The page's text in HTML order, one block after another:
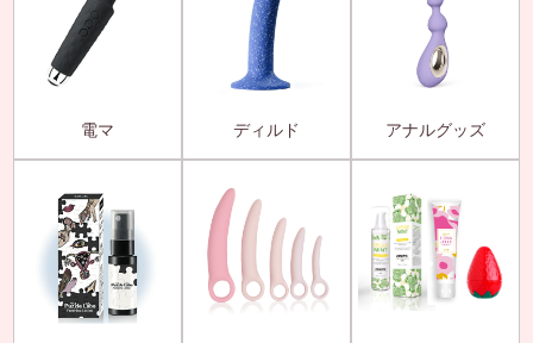
電マ ディルド アナルグッズ